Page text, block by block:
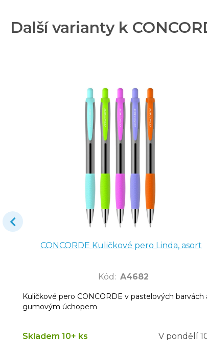
Další varianty k
CONCORDE Kuličkové pero Linda, asort
Kód : A4682
Kuličkové pero CONCORDE v pastelových barvách
gumovým úchopem
Skladem 10+ ks V pondělí